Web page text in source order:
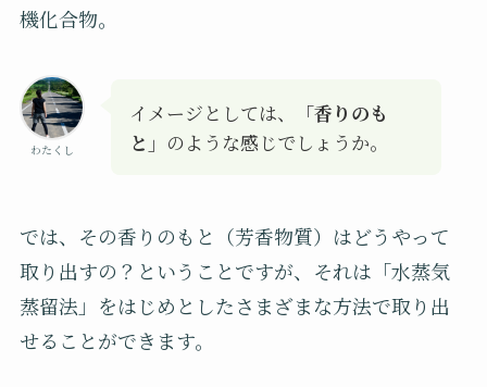
機化合物。
わたくし
イメージとしては、
「香りのも
と」 のような感じでしょうか。
では、その香りのもと（芳香物質）はどうやって
取り出すの？ということですが、それは「水蒸気
蒸留法」をはじめとしたさまざまな方法で取り出
せることができます。